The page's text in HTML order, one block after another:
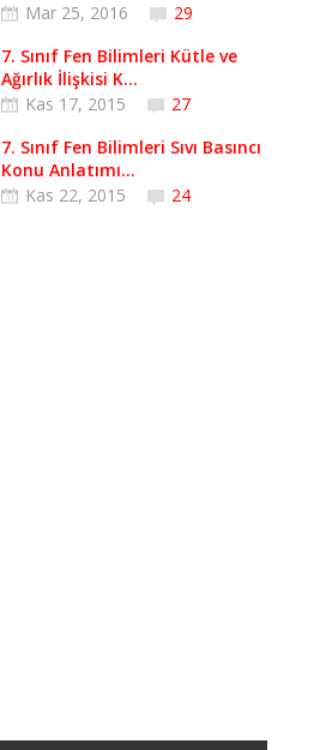
Mar 25, 2016
29
7. Sınıf Fen Bilimleri Kütle ve
Ağırlık İlişkisi K...
Kas 17, 2015
27
7. Sınıf Fen Bilimleri Sıvı Basıncı
Konu Anlatımı...
Kas 22, 2015
24